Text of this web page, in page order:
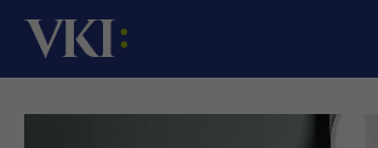
Startseite